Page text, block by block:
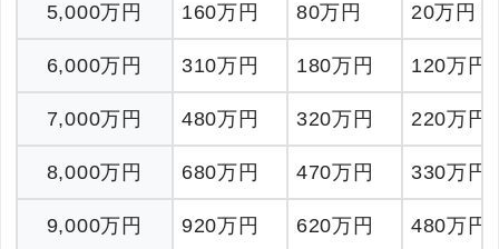
5,000万円 160万円 80万円 20万円
6,000万円 310万円 180万円 120万円
7,000万円 480万円 320万円 220万円
8,000万円 680万円 470万円 330万円
9,000万円 920万円 620万円 480万円